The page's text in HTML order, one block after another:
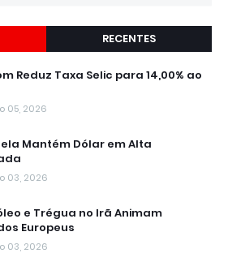
RECENTES
Reduz Taxa Selic para 14,00% ao
05, 2026
Mantém Dólar em Alta
03, 2026
e Trégua no Irã Animam
Europeus
03, 2026